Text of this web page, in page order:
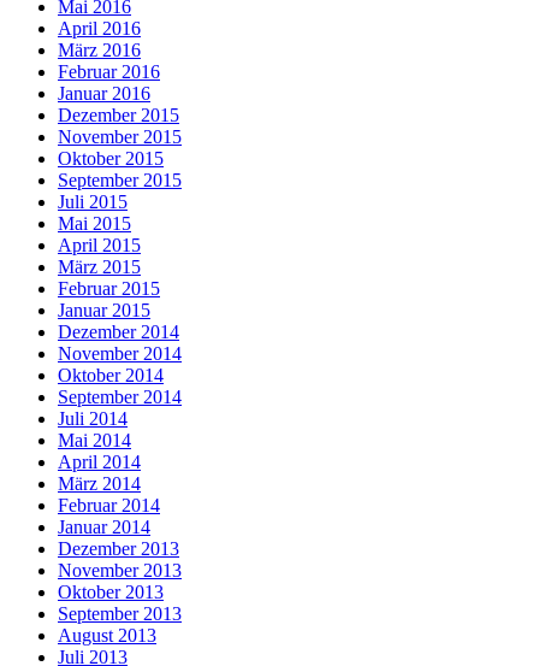
Mai 2016
April 2016
März 2016
Februar 2016
Januar 2016
Dezember 2015
November 2015
Oktober 2015
September 2015
Juli 2015
Mai 2015
April 2015
März 2015
Februar 2015
Januar 2015
Dezember 2014
November 2014
Oktober 2014
September 2014
Juli 2014
Mai 2014
April 2014
März 2014
Februar 2014
Januar 2014
Dezember 2013
November 2013
Oktober 2013
September 2013
August 2013
Juli 2013